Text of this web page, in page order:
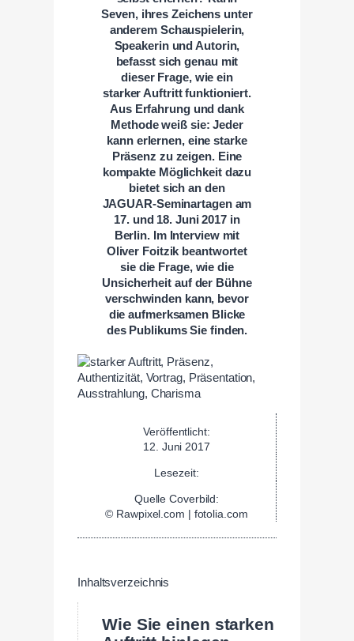
Seven, ihres Zeichens unter
anderem Schauspielerin,
Speakerin und Autorin,
befasst sich genau mit
dieser Frage, wie ein
starker Auftritt funktioniert.
Aus Erfahrung und dank
Methode weiß sie: Jeder
kann erlernen, eine starke
Präsenz zu zeigen. Eine
kompakte Möglichkeit dazu
bietet sich an den
JAGUAR-Seminartagen am
17. und 18. Juni 2017 in
Berlin. Im Interview mit
Oliver Foitzik beantwortet
sie die Frage, wie die
Unsicherheit auf der Bühne
verschwinden kann, bevor
die aufmerksamen Blicke
des Publikums Sie finden.
Veröffentlicht:
12. Juni 2017
Lesezeit:
Quelle Coverbild:
© Rawpixel.com | fotolia.com
Inhaltsverzeichnis
Wie Sie einen starken